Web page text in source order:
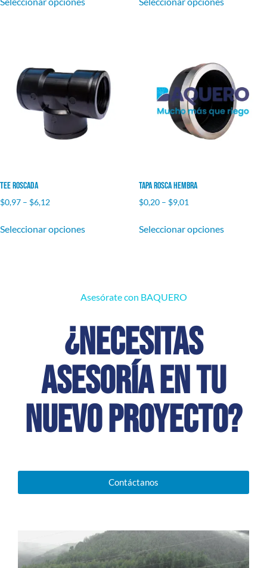
Tee Roscada
$0,97 – $6,12
Seleccionar opciones
Tapa Rosca Hembra
$0,20– $9,01
Seleccionar opciones
Asesórate con BAQUERO
¿Necesitas
asesoría en tu
nuevo proyecto?
Contáctanos